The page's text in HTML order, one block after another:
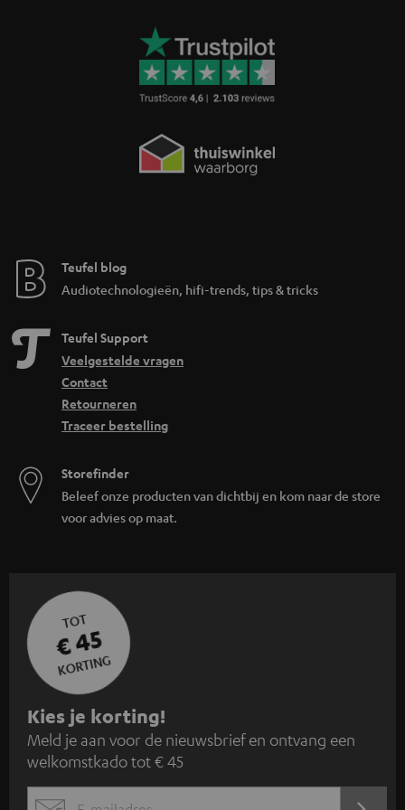
Teufel blog
Audiotechnologieën, hifi-trends, tips & tricks
Teufel Support
Veelgestelde vragen
Contact
Retourneren
Traceer bestelling
Storefinder
Beleef onze producten van dichtbij en kom naar de store
voor advies op maat.
TOT
€ 45
KORTING
A
a
n
m
Kies je korting!
Meld je aan voor de nieuwsbrief en ontvang een
welkomstkado tot € 45